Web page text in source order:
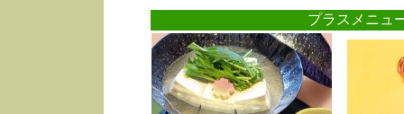
プラスメニ